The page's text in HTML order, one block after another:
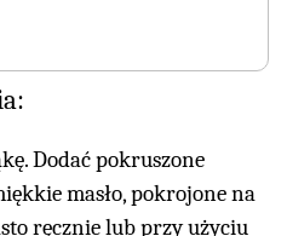
Dodać pokruszone
masło, pokrojone na
ręcznie lub przy użyciu